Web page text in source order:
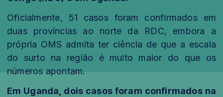
Oficialmente, 51 casos foram confirmados em
duas províncias ao norte da RDC, embora a
própria OMS admita ter ciência de que a escala
do surto na região é muito maior do que os
números apontam.
Em Uganda, dois casos foram confirmados na